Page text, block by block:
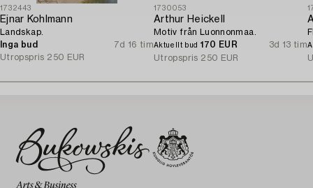
1732443
Ejnar Kohlmann
Landskap.
Inga bud
7d 16 tim
Utropspris 250 EUR
1730053
Arthur Heickell
Motiv från Luonnonmaa.
Aktuellt bud 170 EUR
3d 13 tim
Utropspris 250 EUR